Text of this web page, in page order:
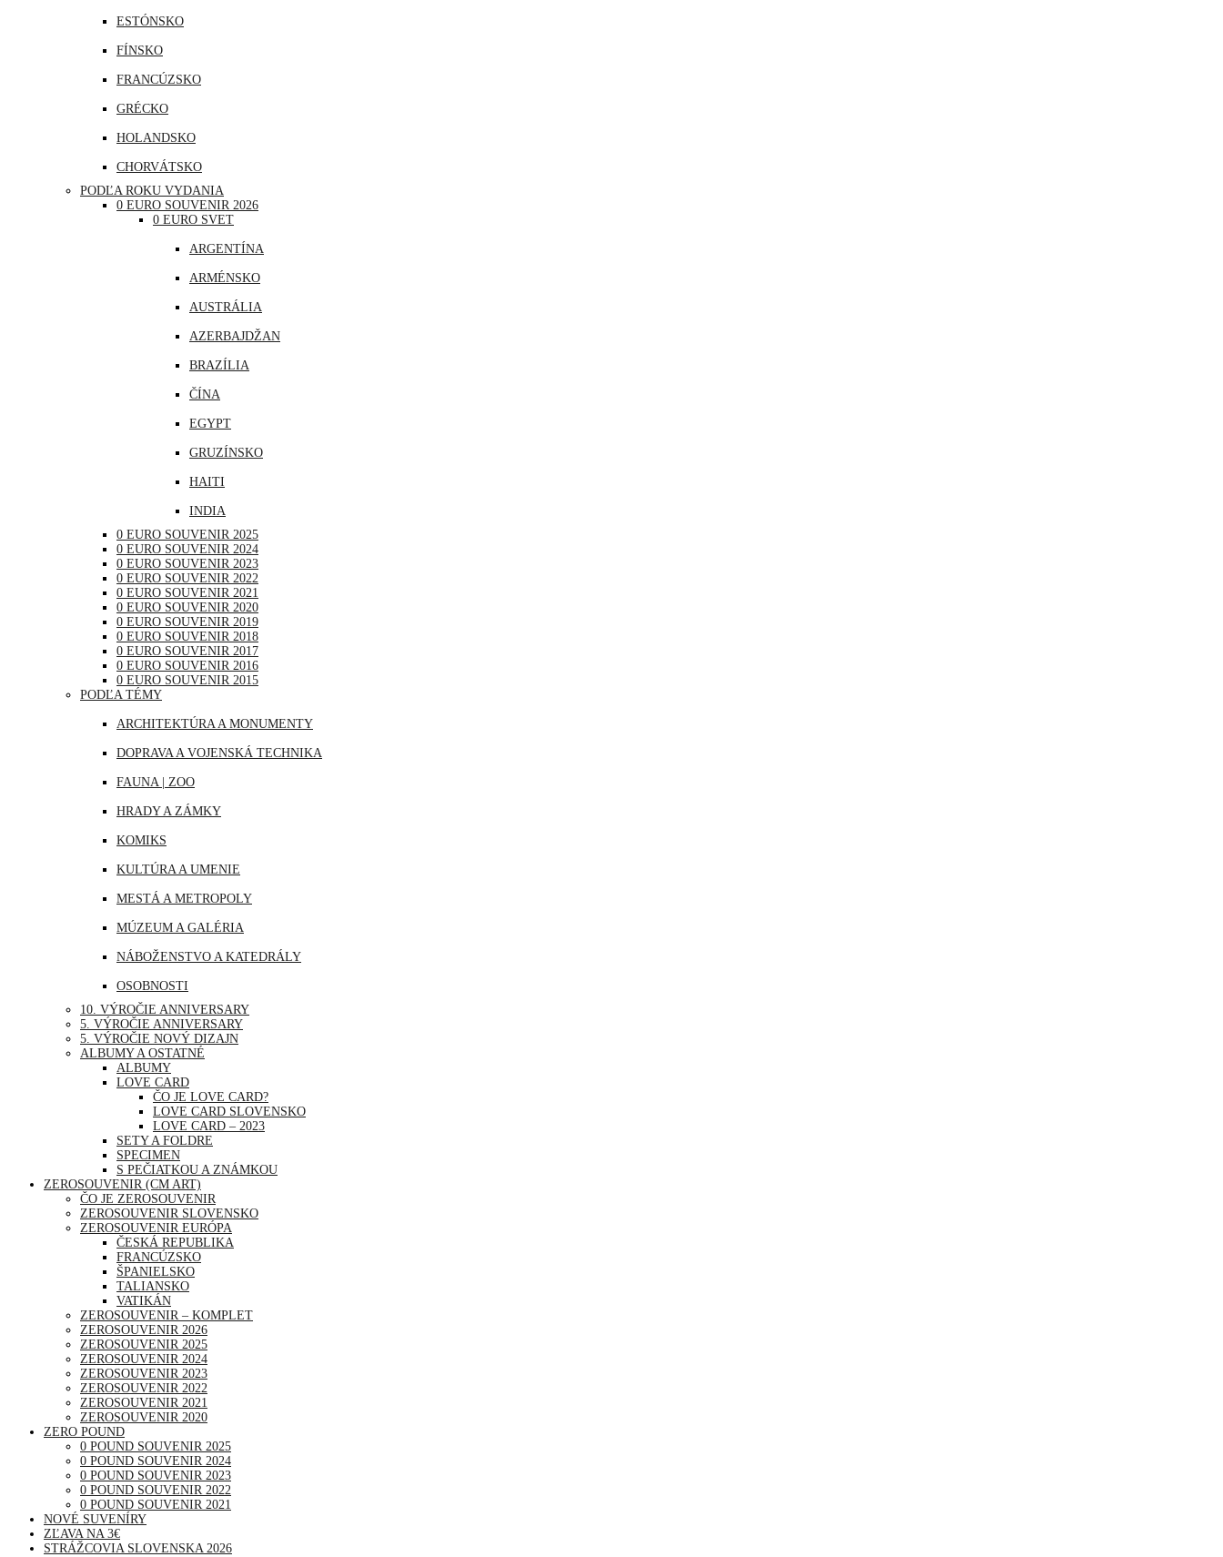
ESTÓNSKO
FÍNSKO
FRANCÚZSKO
GRÉCKO
HOLANDSKO
CHORVÁTSKO
ÍRSKO
ISLAND
LOTYŠSKO
LUXEMBURSKO
MAĎARSKO
NEMECKO
PORTUGALSKO
RAKÚSKO
RUMUNSKO
RUSKO
SAN MARÍNO
SLOVINSKO
ŠPANIELSKO
ŠVAJČIARSKO
ŠVÉDSKO
TALIANSKO
VATIKÁN
PODĽA ROKU VYDANIA
0 EURO SOUVENIR 2026
0 EURO SVET
ARGENTÍNA
ARMÉNSKO
AUSTRÁLIA
AZERBAJDŽAN
BRAZÍLIA
ČÍNA
EGYPT
GRUZÍNSKO
HAITI
INDIA
INDONÉZIA
IRAK
JAPONSKO
KANADA
KATAR
KUBA
LIBANON
SAUDSKÁ ARÁBIA
THAJSKO
TURECKO
0 EURO SOUVENIR 2025
0 EURO SOUVENIR 2024
0 EURO SOUVENIR 2023
0 EURO SOUVENIR 2022
0 EURO SOUVENIR 2021
0 EURO SOUVENIR 2020
0 EURO SOUVENIR 2019
0 EURO SOUVENIR 2018
0 EURO SOUVENIR 2017
0 EURO SOUVENIR 2016
0 EURO SOUVENIR 2015
PODĽA TÉMY
ARCHITEKTÚRA A MONUMENTY
DOPRAVA A VOJENSKÁ TECHNIKA
FAUNA | ZOO
HRADY A ZÁMKY
KOMIKS
KULTÚRA A UMENIE
MESTÁ A METROPOLY
MÚZEUM A GALÉRIA
NÁBOŽENSTVO A KATEDRÁLY
OSOBNOSTI
PRÍRODA
ŠPORT
UDALOSTI A VÝROČIA
VOĽNÝ ČAS | ZÁBAVA A RELAX
10. VÝROČIE ANNIVERSARY
5. VÝROČIE ANNIVERSARY
5. VÝROČIE NOVÝ DIZAJN
ALBUMY A OSTATNÉ
ALBUMY
LOVE CARD
ČO JE LOVE CARD?
LOVE CARD SLOVENSKO
LOVE CARD – 2023
SETY A FOLDRE
SPECIMEN
S PEČIATKOU A ZNÁMKOU
ZEROSOUVENIR (CM ART)
ČO JE ZEROSOUVENIR
ZEROSOUVENIR SLOVENSKO
ZEROSOUVENIR EURÓPA
ČESKÁ REPUBLIKA
FRANCÚZSKO
ŠPANIELSKO
TALIANSKO
VATIKÁN
ZEROSOUVENIR – KOMPLET
ZEROSOUVENIR 2026
ZEROSOUVENIR 2025
ZEROSOUVENIR 2024
ZEROSOUVENIR 2023
ZEROSOUVENIR 2022
ZEROSOUVENIR 2021
ZEROSOUVENIR 2020
ZERO POUND
0 POUND SOUVENIR 2025
0 POUND SOUVENIR 2024
0 POUND SOUVENIR 2023
0 POUND SOUVENIR 2022
0 POUND SOUVENIR 2021
NOVÉ SUVENÍRY
ZĽAVA NA 3€
STRÁŽCOVIA SLOVENSKA 2026